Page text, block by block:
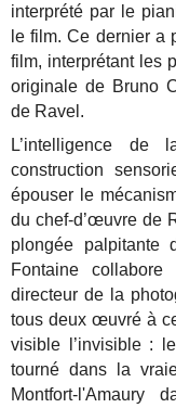
interprété par le
le film. Ce dernier a
film, interprétant les
originale de Bruno
de Ravel.
L’intelligence de
construction
épouser le
du chef-d’œuvre de
plongée palpitante
Fontaine
directeur de la
tous deux œuvré à
visible l’invisible :
tourné dans la
Montfort-l'Amaury